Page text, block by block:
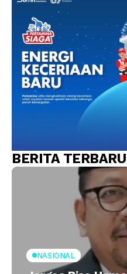
BERITA TERBARU
NASIONAL